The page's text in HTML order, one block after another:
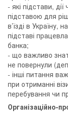
- які підстави,
підставою для
в’їзді в Україну,
підставі
банка;
- що важливо
не повернули
- інші питання
при отриманні
перебування чи
Організаційно-